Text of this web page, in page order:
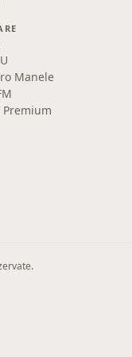
Manele
Premium